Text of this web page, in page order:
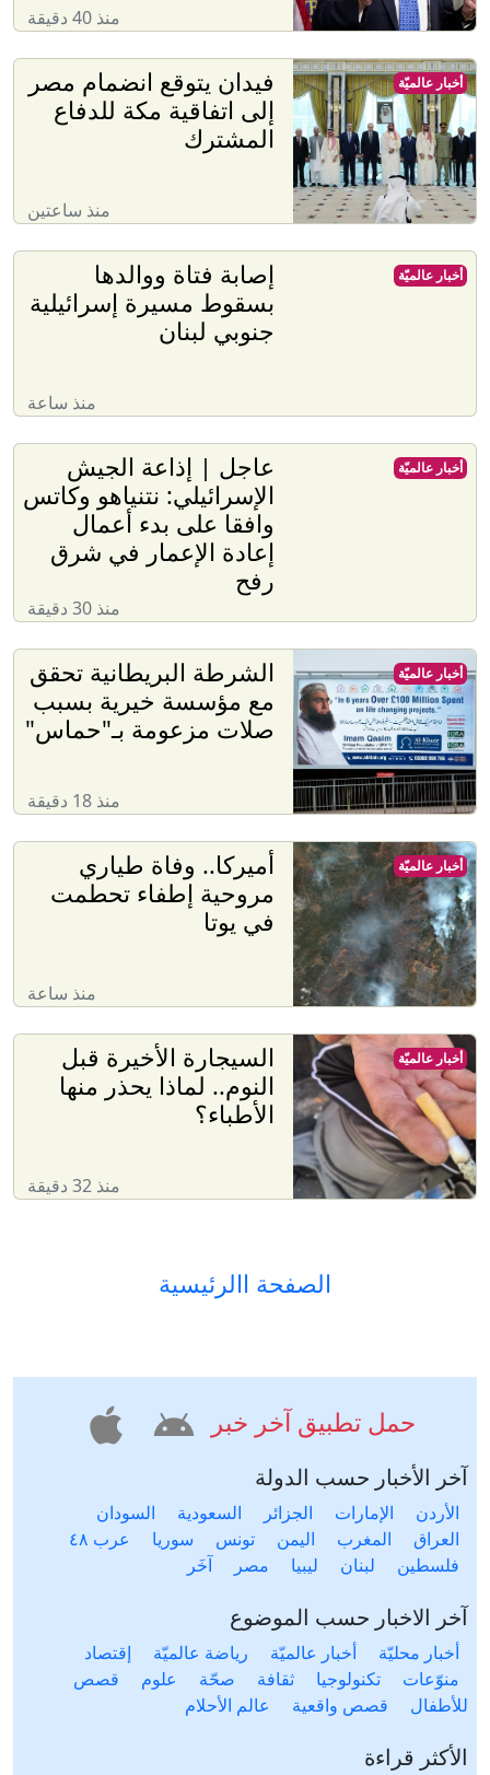
منذ 40 دقيقة
فيدان يتوقع انضمام مصر
إلى اتفاقية مكة للدفاع
المشترك
منذ ساعتين
أخبار عالميّة
إصابة فتاة ووالدها
بسقوط مسيرة إسرائيلية
جنوبي لبنان
منذ ساعة
أخبار عالميّة
عاجل | إذاعة الجيش
الإسرائيلي: نتنياهو وكاتس
وافقا على بدء أعمال
إعادة الإعمار في شرق
رفح
منذ 30 دقيقة
أخبار عالميّة
الشرطة البريطانية تحقق
مع مؤسسة خيرية بسبب
صلات مزعومة بـ"حماس"
منذ 18 دقيقة
أخبار عالميّة
أميركا.. وفاة طياري
مروحية إطفاء تحطمت
في يوتا
منذ ساعة
أخبار عالميّة
السيجارة الأخيرة قبل
النوم.. لماذا يحذر منها
الأطباء؟
منذ 32 دقيقة
أخبار عالميّة
الصفحة االرئيسية
حمل تطبيق آخر خبر
آخر الأخبار حسب الدولة
الأردن الإمارات الجزائر السعودية
السودان
العراق
المغرب اليمن تونس سوريا
عرب ٤٨
فلسطين
لبنان ليبيا مصر آخَر
آخر الاخبار حسب الموضوع
أخبار محليّة أخبار عالميّة رياضة عالميّة
إقتصاد
منوّعات
تكنولوجيا ثقافة صحّة علوم
قصص
للأطفال
قصص واقعية عالم الأحلام
الأكثر قراءة